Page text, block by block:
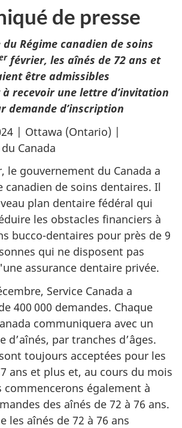
de presse
Régime canadien de soins
février, les aînés de 72 ans et
être admissibles
recevoir une lettre d’invitation
demande d’inscription
| Ottawa (Ontario) |
Canada
le gouvernement du Canada a
canadien de soins dentaires. Il
plan dentaire fédéral qui
les obstacles financiers à
bucco-dentaires pour près de 9
qui ne disposent pas
assurance dentaire privée.
Service Canada a
400 000 demandes. Chaque
communiquera avec un
d’aînés, par tranches d’âges.
toujours acceptées pour les
ans et plus et, au cours du mois
commencerons également à
des aînés de 72 à 76 ans.
les aînés de 72 à 76 ans